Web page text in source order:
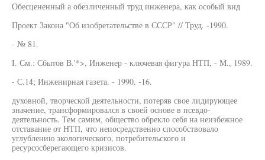
Обесцененный а обезличенный труд инженера, как особый вид
Проект Закона "Об изобретательстве в СССР" // Труд. -1990.
- № 81.
I. См.: Сбытов В.'*>, Инженер - ключевая фигура НТП, - М., 1989.
- С.14; Инженирная газета. - 1990. -16.
духовной, творческой деятельности, потеряв свое лидирующее
значение, трансформировался в своей основе в псевдо-
деятельность. Тем самим, общество обрекло себя на неизбежное
отставание от НТП, что непосредственно способствовало
углублению экологического, потребительского и
ресурсосберегающего кризисов.